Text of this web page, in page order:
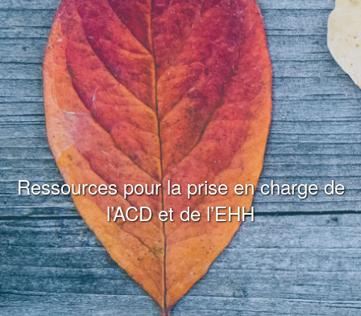
Ressources pour la prise en charge de
l’ACD et de l’EHH